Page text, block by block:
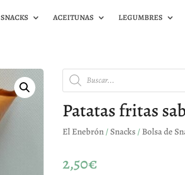
SNACKS ACEITUNAS LEGUMBRES
Búsqueda
de
productos
Patatas fritas
El Enebrón / Snacks / Bolsa de
2,50€